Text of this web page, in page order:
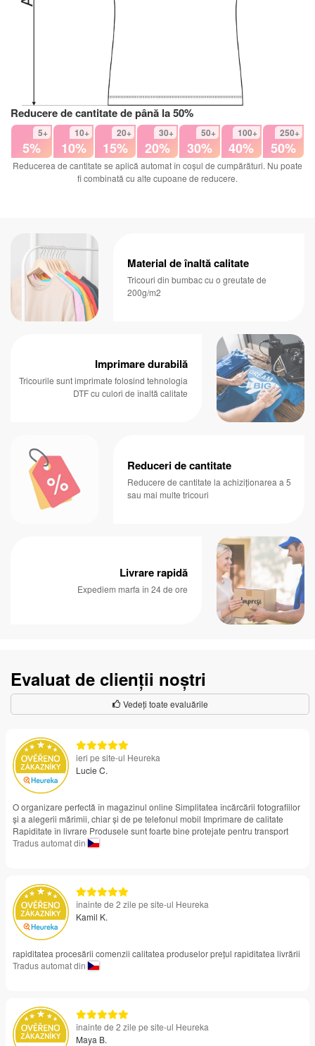
Reducere de cantitate de până la 50%
5+
5%
10+
10%
20+
15%
30+
20%
50+
30%
100+
40%
250+
50%
Reducerea de cantitate se aplică automat în coșul de cumpărături. Nu poate
fi combinată cu alte cupoane de reducere.
Material de înaltă calitate
Tricouri din bumbac cu o greutate de
200g/m2
Imprimare durabilă
Tricourile sunt imprimate folosind tehnologia
DTF cu culori de înaltă calitate
Reduceri de cantitate
Reducere de cantitate la achiziționarea a 5
sau mai multe tricouri
Livrare rapidă
Expediem marfa în 24 de ore
Evaluat de clienții noștri
Vedeți toate evaluările
ieri pe site-ul Heureka
Lucie C.
O organizare perfectă în magazinul online Simplitatea încărcării fotografiilor
și a alegerii mărimii, chiar și de pe telefonul mobil Imprimare de calitate
Rapiditate în livrare Produsele sunt foarte bine protejate pentru transport
Tradus automat din
înainte de 2 zile pe site-ul Heureka
Kamil K.
rapiditatea procesării comenzii calitatea produselor prețul rapiditatea livrării
Tradus automat din
înainte de 2 zile pe site-ul Heureka
Maya B.